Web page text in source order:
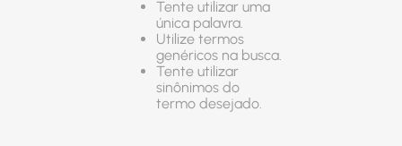
Tente utilizar uma
única palavra.
Utilize termos
genéricos na busca.
Tente utilizar
sinônimos do
termo desejado.